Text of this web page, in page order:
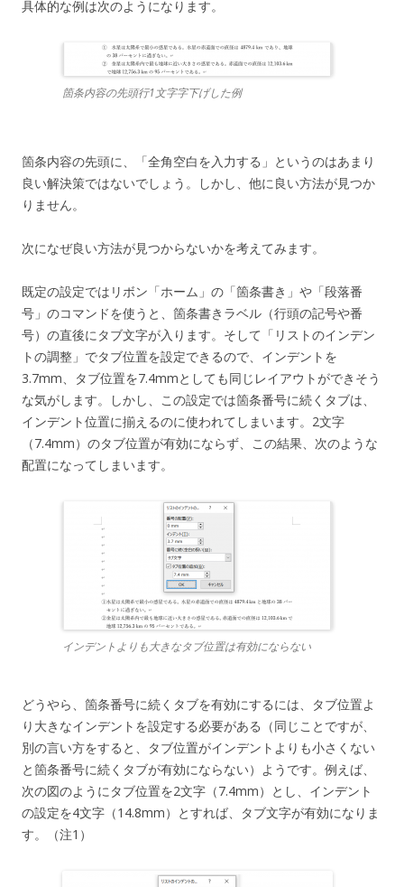
具体的な例は次のようになります。
箇条内容の先頭行1文字字下げした例
箇条内容の先頭に、「全角空白を入力する」というのはあまり
良い解決策ではないでしょう。しかし、他に良い方法が見つか
りません。
次になぜ良い方法が見つからないかを考えてみます。
既定の設定ではリボン「ホーム」の「箇条書き」や「段落番
号」のコマンドを使うと、箇条書きラベル（行頭の記号や番
号）の直後にタブ文字が入ります。そして「リストのインデン
トの調整」でタブ位置を設定できるので、インデントを
3.7mm、タブ位置を7.4mmとしても同じレイアウトができそう
な気がします。しかし、この設定では箇条番号に続くタブは、
インデント位置に揃えるのに使われてしまいます。2文字
（7.4mm）のタブ位置が有効にならず、この結果、次のような
配置になってしまいます。
インデントよりも大きなタブ位置は有効にならない
どうやら、箇条番号に続くタブを有効にするには、タブ位置よ
り大きなインデントを設定する必要がある（同じことですが、
別の言い方をすると、タブ位置がインデントよりも小さくない
と箇条番号に続くタブが有効にならない）ようです。例えば、
次の図のようにタブ位置を2文字（7.4mm）とし、インデント
の設定を4文字（14.8mm）とすれば、タブ文字が有効になりま
す。（注1）